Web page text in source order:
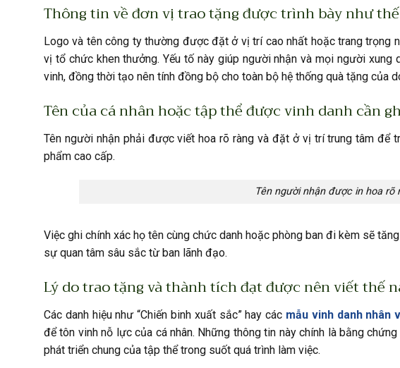
Thông tin về đơn vị trao tặng được trình bày như
Logo và tên công ty thường được đặt ở vị trí cao nhất hoặc trang trọng
vị tổ chức khen thưởng. Yếu tố này giúp người nhận và mọi người
vinh, đồng thời tạo nên tính đồng bộ cho toàn bộ hệ thống quà tặng của
Tên của cá nhân hoặc tập thể được vinh danh cần
Tên người nhận phải được viết hoa rõ ràng và đặt ở vị trí trung tâm để
phẩm cao cấp.
Tên người nhận được in hoa rõ
Việc ghi chính xác họ tên cùng chức danh hoặc phòng ban đi kèm sẽ
sự quan tâm sâu sắc từ ban lãnh đạo.
Lý do trao tặng và thành tích đạt được nên viết thế
Các danh hiệu như “Chiến binh xuất sắc” hay các mẫu vinh danh nhân
để tôn vinh nỗ lực của cá nhân. Những thông tin này chính là bằng
phát triển chung của tập thể trong suốt quá trình làm việc.